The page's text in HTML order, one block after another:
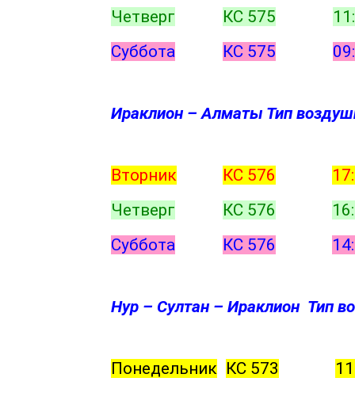
Четверг
КС 575
Суббота
КС 575
Ираклион – Алматы Тип
Вторник КС 576
Четверг
КС 576
Суббота
КС 576
Нур – Султан – Ираклион Тип
Понедельник КС 573